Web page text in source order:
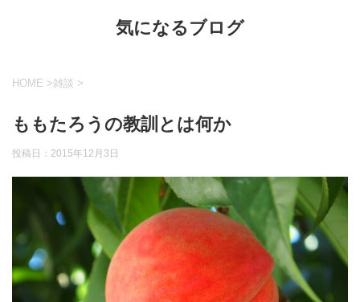
気になるブログ
HOME >雑談 >
ももたろうの教訓とは何か
投稿日： 2015年12月3日